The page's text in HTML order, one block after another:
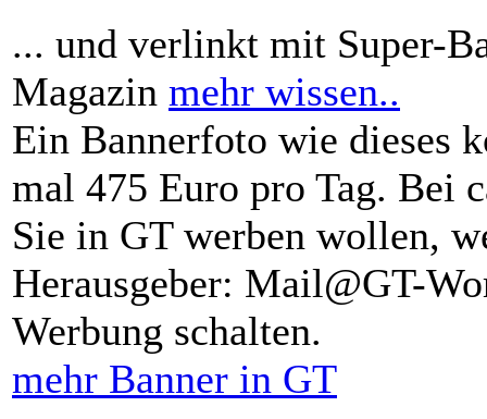
... und verlinkt mit Super-
Magazin mehr wissen..
Ein Bannerfoto wie dieses
mal 475 Euro pro Tag. Bei
Sie in GT werben wollen,
Herausgeber: Mail@GT-
Werbung schalten.
mehr Banner in GT